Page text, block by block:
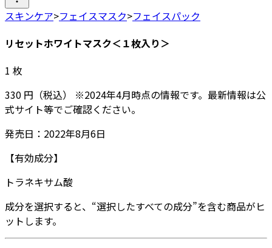
スキンケア>フェイスマスク>フェイスパック
リセットホワイトマスク＜１枚入り＞
1 枚
330 円 （税込） ※2024年4月時点の情報です。最新情報は公
式サイト等でご確認ください。
発売日： 2022年8月6日
【有効成分】
トラネキサム酸
成分を選択すると、“選択したすべての成分”を含む商品がヒ
ットします。